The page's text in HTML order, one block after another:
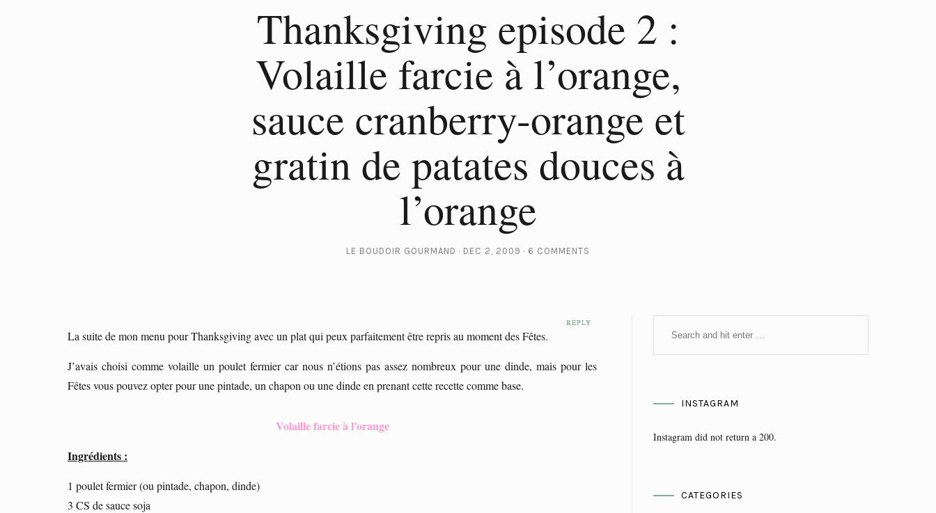
Thanksgiving episode 2 :
Volaille farcie à l’orange,
sauce cranberry-orange et
gratin de patates douces à
l’orange
LE BOUDOIR GOURMAND DEC 2, 2009 6 COMMENTS
La suite de mon menu pour Thanksgiving avec un plat qui peux parfaitement être repris au moment des Fêtes.
J’avais choisi comme volaille un poulet fermier car nous n’étions pas assez nombreux pour une dinde, mais pour les
Fêtes vous pouvez opter pour une pintade, un chapon ou une dinde en prenant cette recette comme base.
Volaille farcie à l’orange
Ingrédients :
1 poulet fermier (ou pintade, chapon, dinde)
3 CS de sauce soja
REPLY
REPLY
REPLY
INSTAGRAM
Instagram did not return a 200.
CATEGORIES